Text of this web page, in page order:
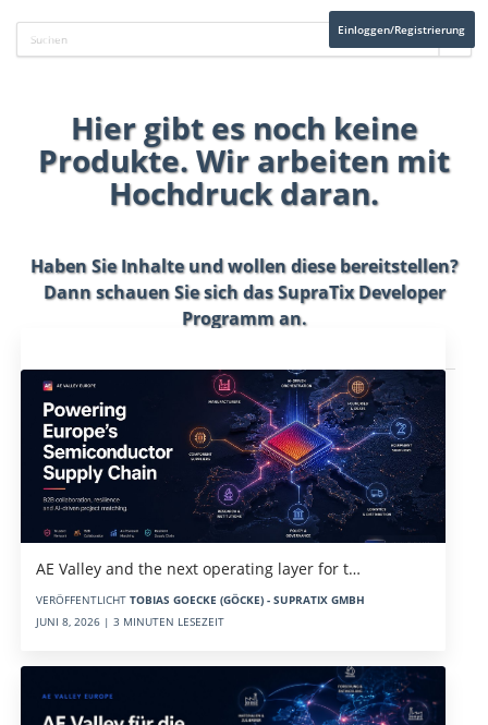
Einloggen/Registrierung
Hier gibt es noch keine
Produkte. Wir arbeiten mit
Hochdruck daran.
Haben Sie Inhalte und wollen diese bereitstellen?
Dann schauen Sie sich dasSupraTix Developer
Programman.
AE Valley and the next operating layer for t…
VERÖFFENTLICHT TOBIAS GOECKE (GÖCKE) - SUPRATIX GMBH
JUNI 8, 2026 | 3 MINUTEN LESEZEIT